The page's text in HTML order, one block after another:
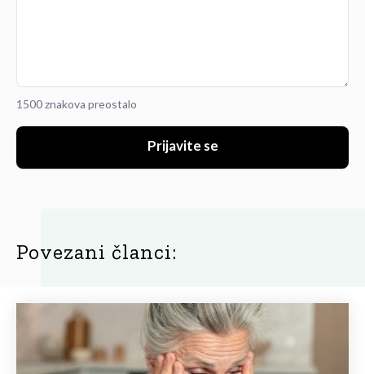
1500 znakova preostalo
Prijavite se
Povezani članci: